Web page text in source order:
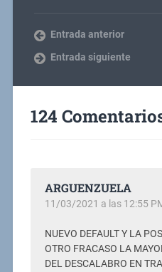
Entrada anterior
Entrada siguiente
124
ARGUENZUELA
11/03/2021 a las 12:55
NUEVO DEFAULT Y LA
OTRO FRACASO LA
DEL DESCALABRO EN